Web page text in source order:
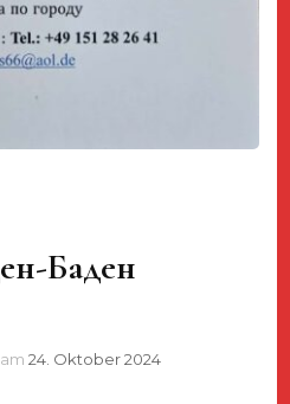
Баден
am24. Oktober 2024